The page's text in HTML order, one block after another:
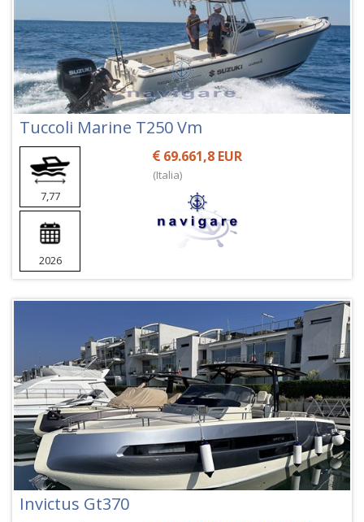
Tuccoli Marine T250 Vm
7,77
2026
69.661,8 EUR
(Italia)
Invictus Gt370